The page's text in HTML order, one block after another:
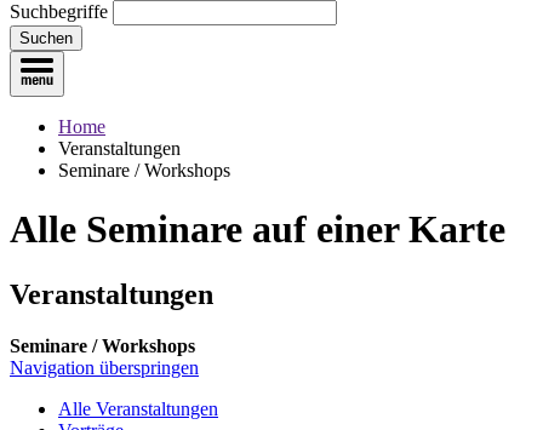
Suchbegriffe
Suchen
Home
Veranstaltungen
Seminare / Workshops
Alle Seminare auf einer Karte
Veranstaltungen
Seminare / Workshops
Navigation überspringen
Alle Veranstaltungen